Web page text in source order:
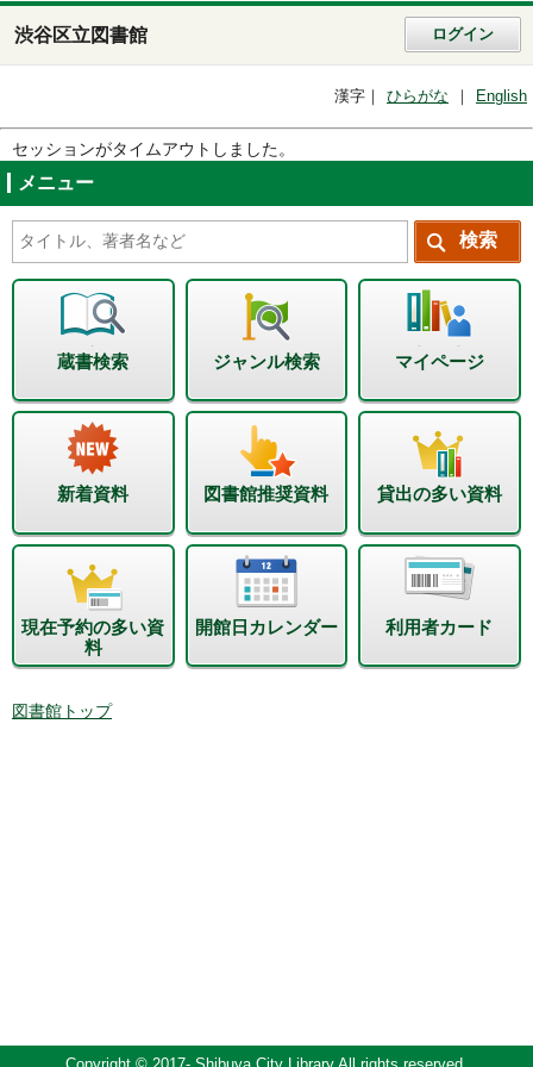
渋谷区立図書館 ログイン
漢字 ひらがな English
セッションがタイムアウトしました。
メニュー
蔵書検索 ジャンル検索 マイページ
新着資料 図書館推奨資料 貸出の多い資料
現在予約の多い資
料
開館日カレンダー 利用者カード
図書館トップ